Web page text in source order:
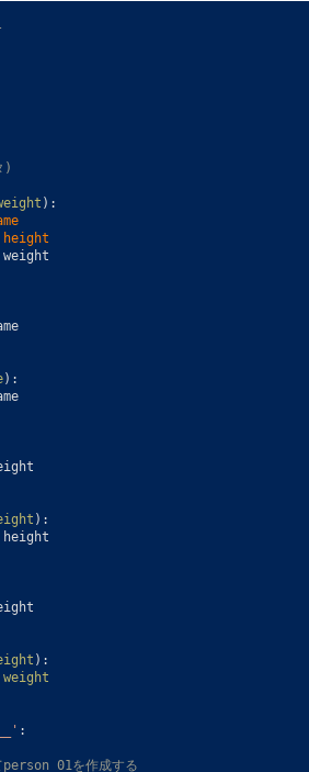
)
) :
height
weight
) :
) :
height
) :
weight
:
を作成する